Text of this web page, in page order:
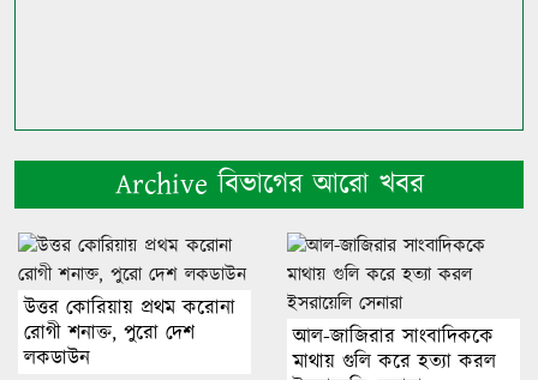
Archive বিভাগের আরো খবর
উত্তর কোরিয়ায় প্রথম করোনা
রোগী শনাক্ত, পুরো দেশ
লকডাউন
আল-জাজিরার সাংবাদিককে
মাথায় গুলি করে হত্যা করল